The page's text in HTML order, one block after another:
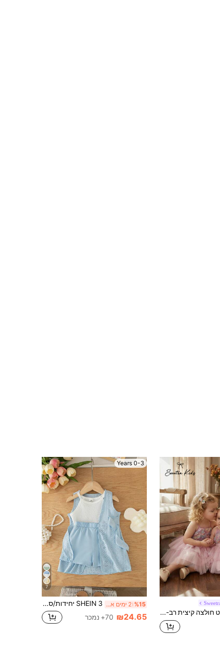
SHEIN סט חולצה קיצית רב-תכליתית פרחונית עם חצאית מיני רשת סגולה וצבע ורדים לתינוקות
0-3 Years
7
%15 2 ימים אחרונים SHEIN 3 יחידות/סט תינוקות בנות קיץ חדש סרוג מרקם חולצה, חלול-או ארוך וסט עם חגורה, קז'ואל רופף לבן קצר, תלבושת רב-תכליתית לחופשה, פנאי וספורט
₪24.65 70+ נמכר